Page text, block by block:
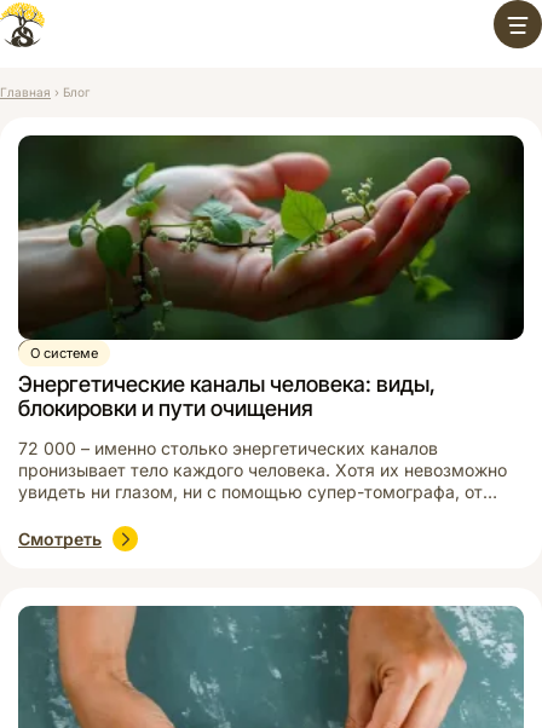
Перейти
содержимому
Главная › Блог
О системе
Видео
Энергетические каналы человека: виды,
блокировки и пути очищения
72 000 – именно столько энергетических каналов
пронизывает тело каждого человека. Хотя их невозможно
увидеть ни глазом, ни с помощью супер-томографа, от
эмоциональный баланс и духовный рост. Как работает эта
невидимая Вселенная, сколько видов энергии протекает
Смотреть